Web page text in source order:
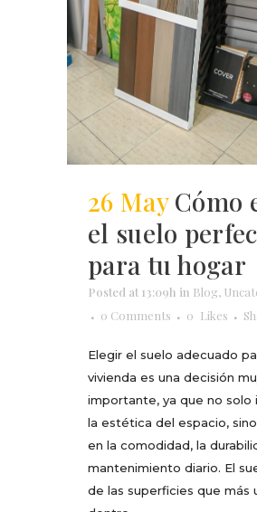
26 May Cómo
el suelo
para tu hogar
Posted at 13:09h in Blog,
0 Comments
0 Likes
Elegir el suelo adecuado
vivienda es una decisión
importante, ya que no solo
la estética del espacio,
en la comodidad, la
mantenimiento diario. El
de las superficies que más